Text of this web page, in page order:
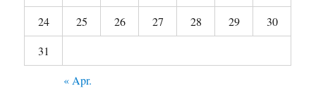
24
25 26 27 28 29
30
31
« Apr.